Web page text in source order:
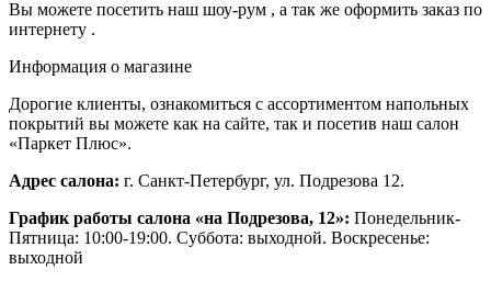
Вы можете посетить наш шоу-рум , а так же оформить заказ по
интернету .
Информация о магазине
Дорогие клиенты, ознакомиться с ассортиментом напольных
покрытий вы можете как на сайте, так и посетив наш салон
«Паркет Плюс».
Адрес салона: г. Санкт-Петербург, ул. Подрезова 12.
График работы салона «на Подрезова, 12»: Понедельник-
Пятница: 10:00-19:00. Суббота: выходной. Воскресенье:
выходной